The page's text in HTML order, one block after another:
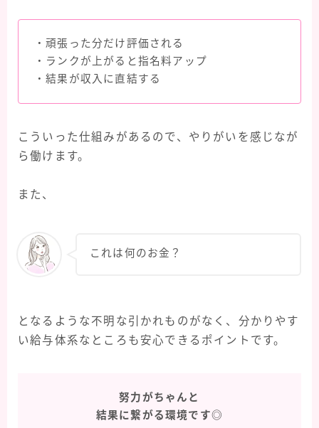
・頑張った分だけ評価される
・ランクが上がると指名料アップ
・結果が収入に直結する
こういった仕組みがあるので、やりがいを感じなが
ら働けます。
また、
これは何のお金？
となるような不明な引かれものがなく、分かりやす
い給与体系なところも安心できるポイントです。
努力がちゃんと
結果に繋がる環境です◎